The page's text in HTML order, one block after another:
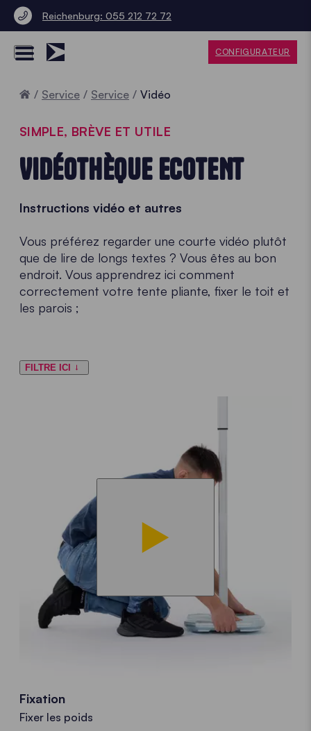
Reichenburg: 055 212 72 72
CONFIGURATEUR
Accueil
Service Service Vidéo
SIMPLE, BRÈVE ET UTILE
VIDÉOTHÈQUE ECOTENT
Instructions vidéo et autres
Vous préférez regarder une courte vidéo plutôt
que de lire de longs textes ? Vous êtes au bon
endroit. Vous apprendrez ici comment
correctement votre tente pliante, fixer le toit et
les parois ;
FILTRE ICI
Fixation
Fixer les poids